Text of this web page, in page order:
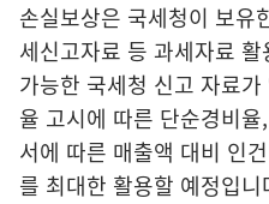
손실보상은 국세청이 보유
세신고자료 등 과세자료
가능한 국세청 신고 자료
율 고시에 따른 단순경비
서에 따른 매출액 대비 인
를 최대한 활용할 예정입니